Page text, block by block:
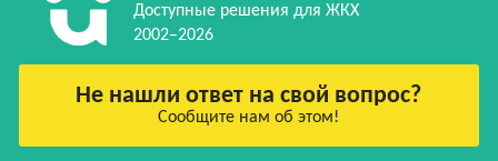
Доступные решения для ЖКХ
2002–2026
Не нашли ответ на свой вопрос?
Сообщите нам об этом!